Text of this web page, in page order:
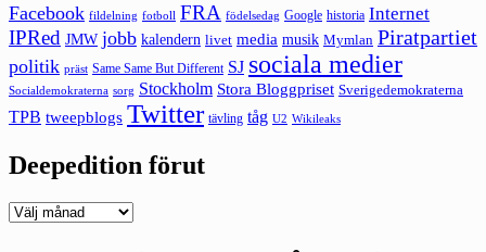
Facebook fildelning fotboll FRA födelsedag Google historia Internet
IPRed JMW jobb kalendern livet media musik Mymlan Piratpartiet
politik präst Same Same But Different SJ sociala medier
Socialdemokraterna sorg Stockholm Stora Bloggpriset Sverigedemokraterna
TPB tweepblogs Twitter tävling tåg U2 Wikileaks
Deepedition förut
Deepedition